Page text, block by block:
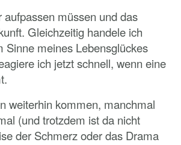
aufpassen müssen und das
Gleichzeitig handele ich
Sinne meines Lebensglückes
ich jetzt schnell, wenn eine
weiterhin kommen, manchmal
(und trotzdem ist da nicht
der Schmerz oder das Drama